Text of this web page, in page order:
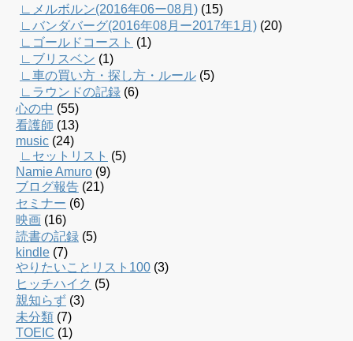
∟メルボルン(2016年06ー08月) (15)
∟バンダバーグ(2016年08月ー2017年1月) (20)
∟ゴールドコースト (1)
∟ブリスベン (1)
∟車の買い方・探し方・ルール (5)
∟ラウンドの記録 (6)
心の中 (55)
看護師 (13)
music (24)
∟セットリスト (5)
Namie Amuro (9)
ブログ報告 (21)
セミナー (6)
映画 (16)
読書の記録 (5)
kindle (7)
やりたいことリスト100 (3)
ヒッチハイク (5)
親知らず (3)
未分類 (7)
TOEIC (1)